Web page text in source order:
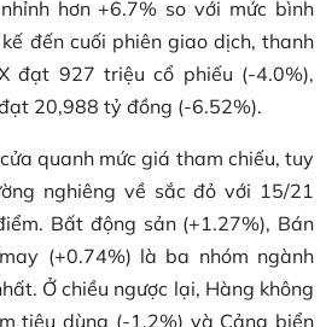
hơn +6.7% so với mức bình
đến cuối phiên giao dịch, thanh
đạt 927 triệu cổ phiếu (-4.0%),
20,988 tỷ đồng (-6.52%).
quanh mức giá tham chiếu, tuy
nghiêng về sắc đỏ với 15/21
Bất động sản (+1.27%), Bán
(+0.74%) là ba nhóm ngành
Ở chiều ngược lại, Hàng không
tiêu dùng (-1.2%) và Cảng biển